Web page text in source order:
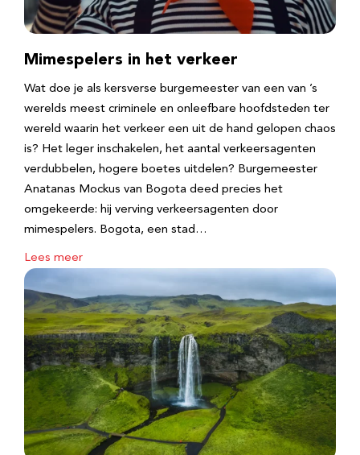
Mimespelers in het verkeer
Wat doe je als kersverse burgemeester van een van ’s
werelds meest criminele en onleefbare hoofdsteden ter
wereld waarin het verkeer een uit de hand gelopen chaos
is? Het leger inschakelen, het aantal verkeersagenten
verdubbelen, hogere boetes uitdelen? Burgemeester
Anatanas Mockus van Bogota deed precies het
omgekeerde: hij verving verkeersagenten door
mimespelers. Bogota, een stad…
Lees meer